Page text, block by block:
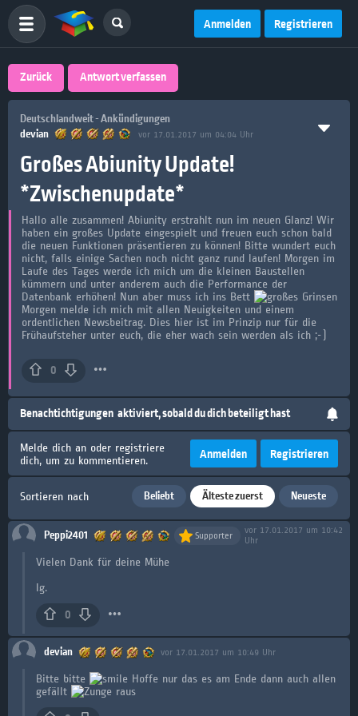
Anmelden Registrieren
Zurück Antwort verfassen
Deutschlandweit - Ankündigungen
devian
vor 17.01.2017 um 04:04 Uhr
Großes Abiunity Update!
*Zwischenupdate*
Hallo alle zusammen! Abiunity erstrahlt nun im neuen Glanz! Wir
haben ein großes Update eingespielt und freuen euch schon bald
die neuen Funktionen präsentieren zu können! Bitte wundert euch
nicht, falls einige Sachen noch nicht ganz rund laufen! Morgen im
Laufe des Tages werde ich mich um die kleinen Baustellen
kümmern und unter anderem auch die Performance der
Datenbank erhöhen! Nun aber muss ich ins Bett
Morgen melde ich mich mit allen Neuigkeiten und einem
ordentlichen Newsbeitrag. Dies hier ist im Prinzip nur für die
Frühaufsteher unter euch, die eher wach sein werden als ich ;-)
0
Benachtichtigungen aktiviert, sobald du dich beteiligt hast
Melde dich an oder registriere
dich, um zu kommentieren.
Anmelden Registrieren
Sortieren nach Beliebt Älteste zuerst Neueste
Peppi2401 Supporter
vor 17.01.2017 um 10:42
Uhr
Vielen Dank für deine Mühe
lg.
0
devian vor 17.01.2017 um 10:49 Uhr
Bitte bitte
Hoffe nur das es am Ende dann auch allen
gefällt